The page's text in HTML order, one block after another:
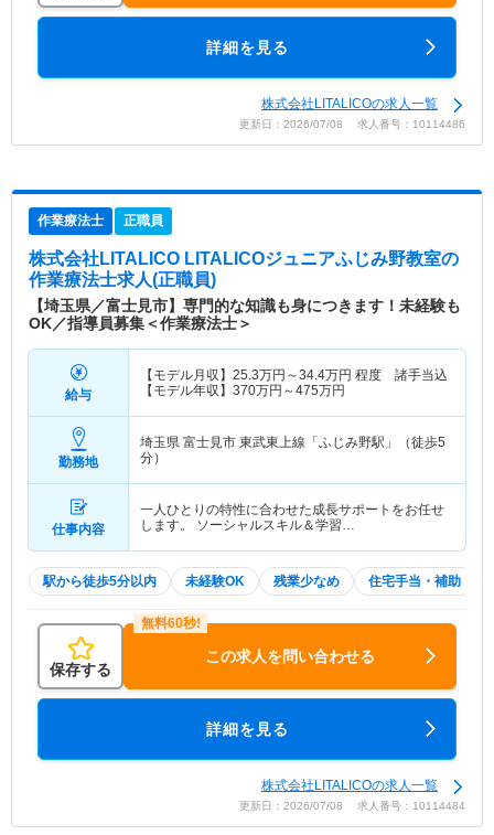
詳細を見る
株式会社LITALICOの求人一覧
更新日：2026/07/08 求人番号：10114486
作業療法士 正職員
株式会社LITALICO LITALICOジュニアふじみ野教室の
作業療法士求人(正職員)
【埼玉県／富士見市】専門的な知識も身につきます！未経験も
OK／指導員募集＜作業療法士＞
給与
【モデル月収】 25.3万円～34.4万円 程度 諸手当込
【モデル年収】 370万円～475万円
勤務地
埼玉県 富士見市 東武東上線「ふじみ野駅」（徒歩5
分）
仕事内容
一人ひとりの特性に合わせた成長サポートをお任せ
します。 ソーシャルスキル＆学習…
駅から徒歩5分以内 未経験OK 残業少なめ 住宅手当・補助
保存する
この求人を問い合わせる
詳細を見る
株式会社LITALICOの求人一覧
更新日：2026/07/08 求人番号：10114484